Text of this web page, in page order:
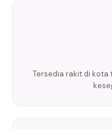
Tersedia rakit di